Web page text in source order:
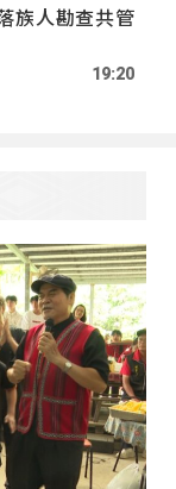
族人勘查共管
19:20